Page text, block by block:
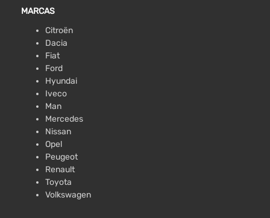
MARCAS
Citroën
Dacia
Fiat
Ford
Hyundai
Iveco
Man
Mercedes
Nissan
Opel
Peugeot
Renault
Toyota
Volkswagen